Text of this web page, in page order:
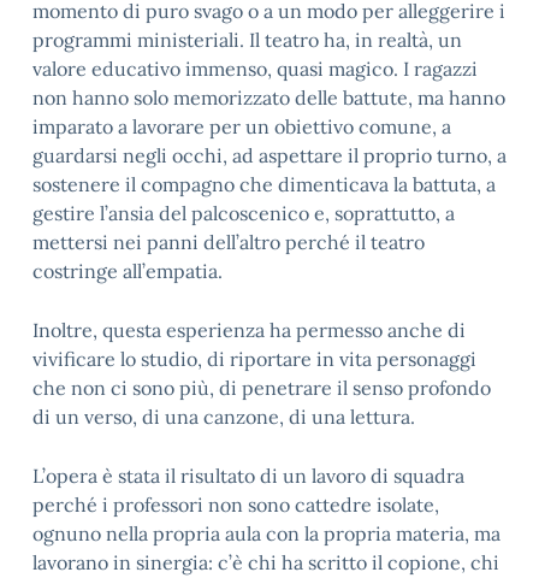
momento di puro svago o a un modo per alleggerire i
programmi ministeriali. Il teatro ha, in realtà, un
valore educativo immenso, quasi magico. I ragazzi
non hanno solo memorizzato delle battute, ma hanno
imparato a lavorare per un obiettivo comune, a
guardarsi negli occhi, ad aspettare il proprio turno, a
sostenere il compagno che dimenticava la battuta, a
gestire l’ansia del palcoscenico e, soprattutto, a
mettersi nei panni dell’altro perché il teatro
costringe all’empatia.
Inoltre, questa esperienza ha permesso anche di
vivificare lo studio, di riportare in vita personaggi
che non ci sono più, di penetrare il senso profondo
di un verso, di una canzone, di una lettura.
L’opera è stata il risultato di un lavoro di squadra
perché i professori non sono cattedre isolate,
ognuno nella propria aula con la propria materia, ma
lavorano in sinergia: c’è chi ha scritto il copione, chi